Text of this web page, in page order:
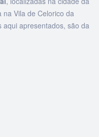
na Vila de Celorico da
aqui apresentados, são da